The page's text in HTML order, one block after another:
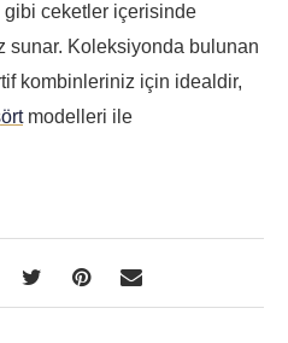
ceketler içerisinde
sunar. Koleksiyonda bulunan
kombinleriniz için idealdir,
modelleri ile